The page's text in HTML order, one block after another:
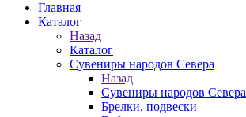
Главная
Каталог
Назад
Каталог
Сувениры народов Севера
Назад
Сувениры народов Севера
Брелки, подвески